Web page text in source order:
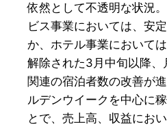
依然として不透明な状況
ビス事業においては、安
か、ホテル事業において
解除された3月中旬以降
関連の宿泊者数の改善が
ルデンウイークを中心に
とで、売上高、収益にお